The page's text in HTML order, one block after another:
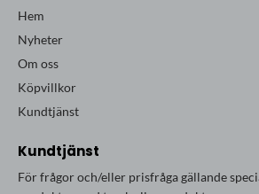
Hem
Nyheter
Om oss
Köpvillkor
Kundtjänst
Kundtjänst
För frågor och/eller prisfråga gällande